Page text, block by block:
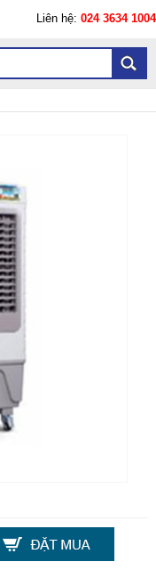
Liên hệ: 024 3634 1004